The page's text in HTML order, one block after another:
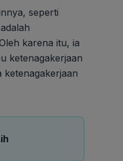
seperti
karena itu, ia
ketenagakerjaan
ketenagakerjaan